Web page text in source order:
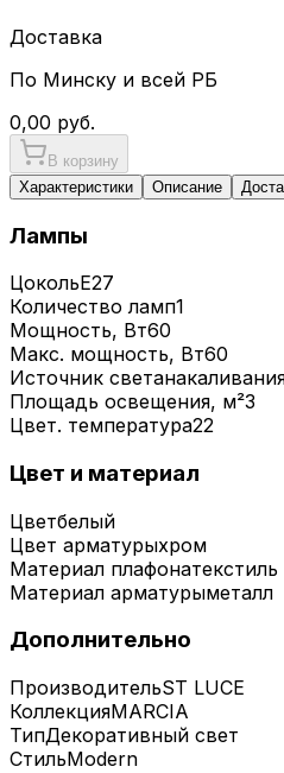
Доставка
По Минску и всей РБ
0,00 руб.
В корзину
Характеристики
Описание
Лампы
ЦокольE27
Количество ламп1
Мощность, Вт60
Макс. мощность, Вт60
Источник света
Площадь освещения, м²3
Цвет. температура22
Цвет и материал
Цветбелый
Цвет арматурыхром
Материал плафонатекстиль
Материал арматурыметалл
Дополнительно
ПроизводительST LUCE
КоллекцияMARCIA
ТипДекоративный свет
СтильModern